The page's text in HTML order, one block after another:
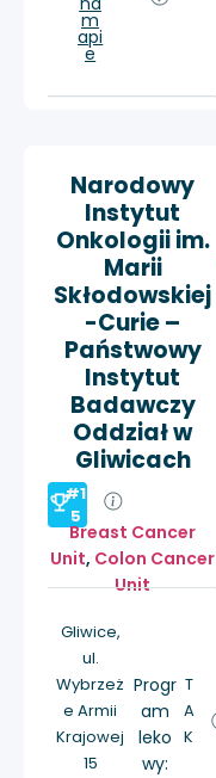
m
api
e
Narodowy
Instytut
Onkologii im.
Marii
Skłodowskiej
-Curie –
Państwowy
Instytut
Badawczy
Oddział w
Gliwicach
#1
5
Breast Cancer
Unit, Colon Cancer
Unit
Gliwice,
ul.
Wybrzeż
e Armii
Krajowej
15
Progr
am
leko
wy:
T
A
K